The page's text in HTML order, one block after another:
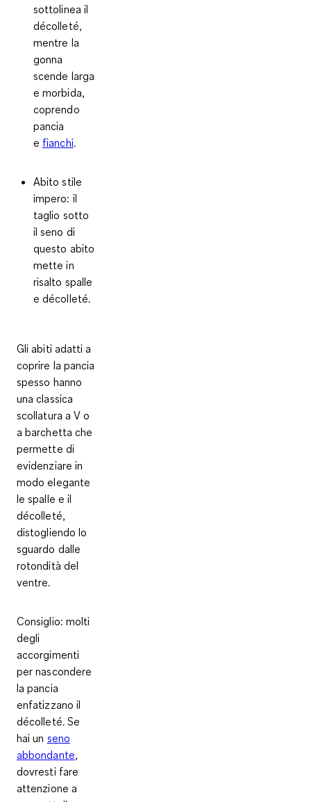
sottolinea il
décolleté,
mentre la
gonna
scende larga
e morbida,
coprendo
pancia
e fianchi.
Abito stile
impero: il
taglio sotto
il seno di
questo abito
mette in
risalto spalle
e décolleté.
Gli abiti adatti a
coprire la pancia
spesso hanno
unaclassica
scollatura a V o
a barchetta che
permette di
evidenziare in
modo elegante
le spalle e il
décolleté,
distogliendo lo
sguardo dalle
rotondità del
ventre.
Consiglio: molti
degli
accorgimenti
per nascondere
la pancia
enfatizzano il
décolleté. Se
hai un seno
abbondante,
dovresti fare
attenzione a